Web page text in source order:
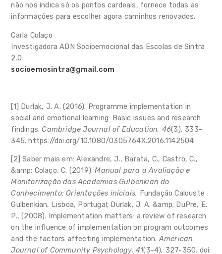
não nos indica só os pontos cardeais, fornece todas as
informações para escolher agora caminhos renovados.
Carla Colaço
Investigadora ADN Socioemocional das Escolas de Sintra
2.0
socioemosintra@gmail.com
[1] Durlak, J. A. (2016). Programme implementation in
social and emotional learning: Basic issues and research
findings.Cambridge Journal of Education, 46(3), 333–
345. https://doi.org/10.1080/0305764X.2016.1142504
[2] Saber mais em: Alexandre, J., Barata, C., Castro, C.,
&amp; Colaço, C. (2019).Manual para a Avaliação e
Monitorização das Academias Gulbenkian do
Conhecimento: Orientações iniciais. Fundação Calouste
Gulbenkian, Lisboa, Portugal; Durlak, J. A. &amp; DuPre, E.
P., (2008). Implementation matters: a review of research
on the influence of implementation on program outcomes
and the factors affecting implementation.American
Journal of Community Psychology, 41(3-4), 327-350. doi: